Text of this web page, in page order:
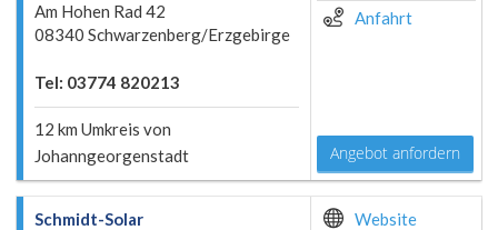
Am Hohen Rad 42
08340 Schwarzenberg/Erzgebirge
Tel: 03774 820213
12 km Umkreis von
Johanngeorgenstadt
Anfahrt
Angebot anfordern
Schmidt-Solar
Website